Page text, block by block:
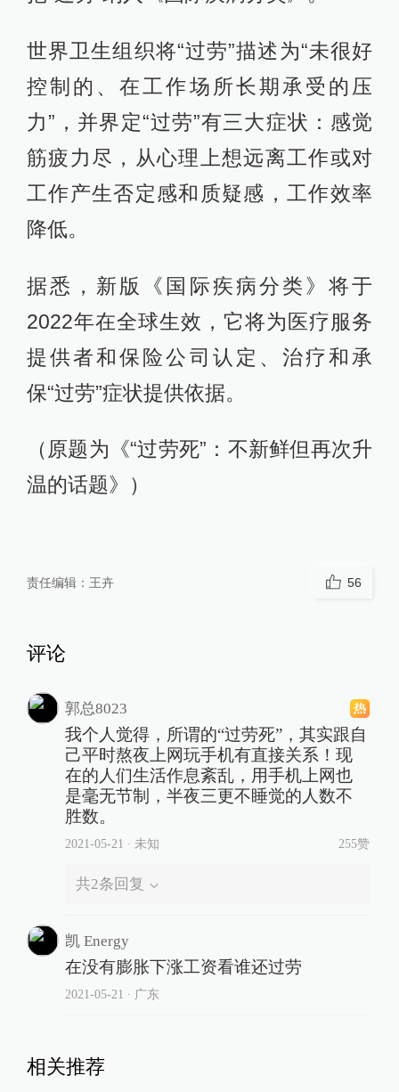
世界卫生组织将“过劳”描述为“未很好
控制的、在工作场所长期承受的压
力”，并界定“过劳”有三大症状：感觉
筋疲力尽，从心理上想远离工作或对
工作产生否定感和质疑感，工作效率
降低。
据悉，新版《国际疾病分类》将于
2022年在全球生效，它将为医疗服务
提供者和保险公司认定、治疗和承
保“过劳”症状提供依据。
（原题为《“过劳死”：不新鲜但再次升
温的话题》）
责任编辑： 王卉 56
评论
郭总8023
我个人觉得，所谓的“过劳死”，其实跟自
己平时熬夜上网玩手机有直接关系！现
在的人们生活作息紊乱，用手机上网也
是毫无节制，半夜三更不睡觉的人数不
胜数。
2021-05-21 ∙ 未知 255赞
共2条回复
凯 Energy
在没有膨胀下涨工资看谁还过劳
2021-05-21 ∙ 广东
相关推荐